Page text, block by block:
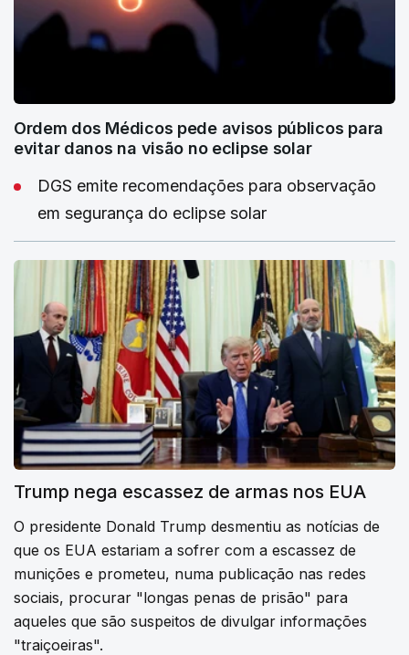
Ordem dos Médicos pede avisos públicos para
evitar danos na visão no eclipse solar
DGS emite recomendações para observação
em segurança do eclipse solar
Trump nega escassez de armas nos EUA
O presidente Donald Trump desmentiu as notícias de
que os EUA estariam a sofrer com a escassez de
munições e prometeu, numa publicação nas redes
sociais, procurar "longas penas de prisão" para
aqueles que são suspeitos de divulgar informações
"traiçoeiras".